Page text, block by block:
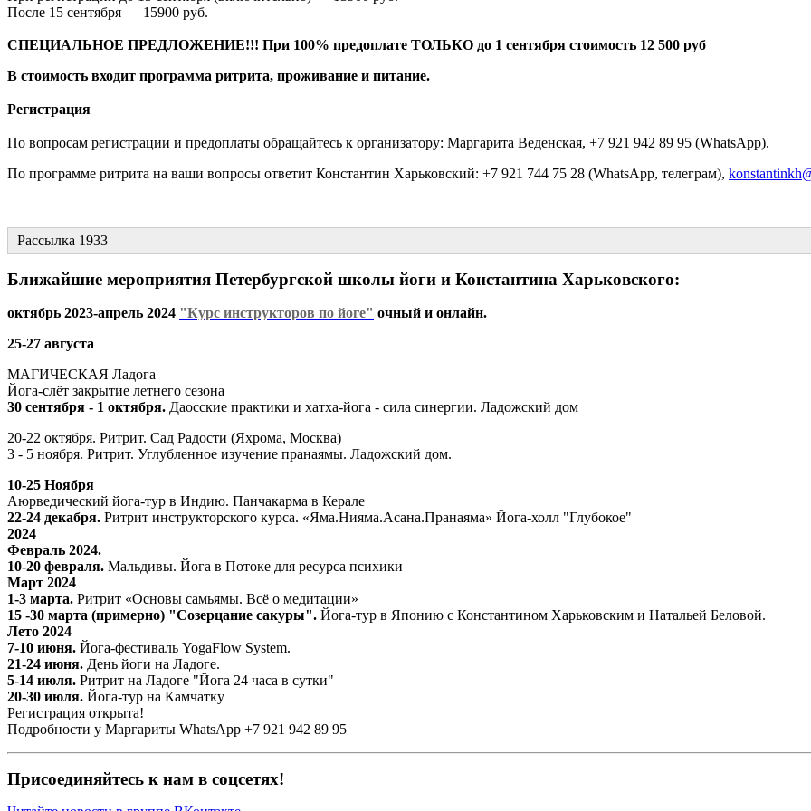
После 15 сентября — 15900 руб.
СПЕЦИАЛЬНОЕ ПРЕДЛОЖЕНИЕ!!! При 100% предоплате ТОЛЬКО до 1 сентября стоимость 12 500 руб
В стоимость входит программа ритрита, проживание и питание.
Регистрация
По вопросам регистрации и предоплаты обращайтесь к организатору: Маргарита Веденская, +7 921 942 89 95 (WhatsApp).
По программе ритрита на ваши вопросы ответит Константин Харьковский: +7 921 744 75 28 (WhatsApp, телеграм),
Рассылка 1933
Ближайшие мероприятия Петербургской школы йоги и Константина Харьковского:
октябрь 2023-апрель 2024 "Курс инструкторов по йоге" очный и онлайн.
25-27 августа
МАГИЧЕСКАЯ Ладога
Йога-слёт закрытие летнего сезона
30 сентября - 1 октября. Даосские практики и хатха-йога - сила синергии. Ладожский дом
20-22 октября. Ритрит. Сад Радости (Яхрома, Москва)
3 - 5 ноября. Ритрит. Углубленное изучение пранаямы. Ладожский дом.
10-25 Ноября
Аюрведический йога-тур в Индию. Панчакарма в Керале
22-24 декабря. Ритрит инструкторского курса. «Яма.Нияма.Асана.Пранаяма» Йога-холл "Глубокое"
2024
Февраль 2024.
10-20 февраля. Мальдивы. Йога в Потоке для ресурса психики
Март 2024
1-3 марта. Ритрит «Основы самьямы. Всё о медитации»
15 -30 марта (примерно) "Созерцание сакуры". Йога-тур в Японию с Константином Харьковским и Натальей Беловой.
Лето 2024
7-10 июня. Йога-фестиваль YogaFlow System.
21-24 июня. День йоги на Ладоге.
5-14 июля. Ритрит на Ладоге "Йога 24 часа в сутки"
20-30 июля. Йога-тур на Камчатку
Регистрация открыта!
Подробности у Маргариты WhatsApp +7 921 942 89 95
Присоединяйтесь к нам в соцсетях!